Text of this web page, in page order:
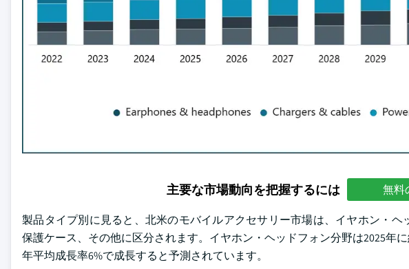
主要な市場動向を把握するには 無料
製品タイプ別に見ると、北米のモバイルアクセサリー市場は、イヤホン・ヘ
保護ケース、その他に区分されます。イヤホン・ヘッドフォン分野は2025年
年平均成長率6%で成長すると予測されています。